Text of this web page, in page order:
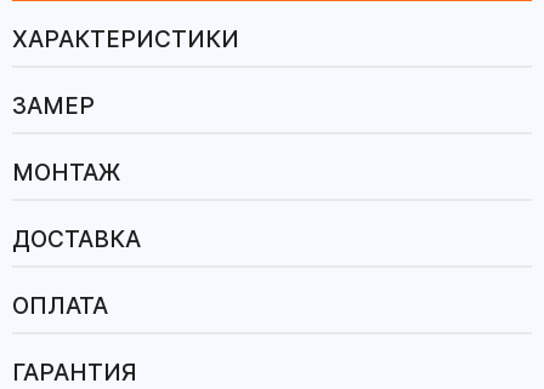
ХАРАКТЕРИСТИКИ
ЗАМЕР
МОНТАЖ
ДОСТАВКА
ОПЛАТА
ГАРАНТИЯ